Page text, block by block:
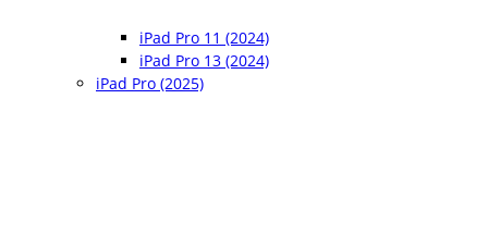
iPad Pro 11 (2024)
iPad Pro 13 (2024)
iPad Pro (2025)